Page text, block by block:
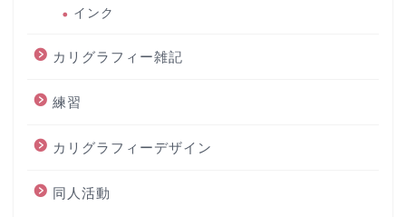
インク
カリグラフィー雑記
練習
カリグラフィーデザイン
同人活動